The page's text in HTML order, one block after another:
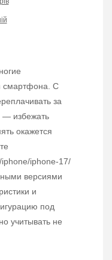
смартфона. С
за
— избежать
окажется
iphone-17/
версиями
и
под
учитывать не